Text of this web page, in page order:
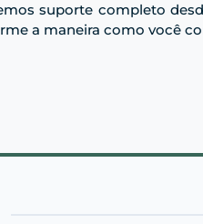
suporte completo
a maneira como você